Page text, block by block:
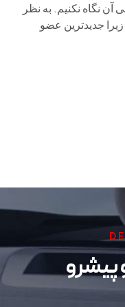
نگاه نکنیم. به نظر
جدیدترین عضو
پیشرو